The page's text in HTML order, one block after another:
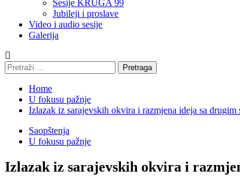
Sesije KRUGA 99
Jubileji i proslave
Video i audio sesije
Galerija
Pretraga:
Home
U fokusu pažnje
Izlazak iz sarajevskih okvira i razmjena ideja sa
Saopštenja
U fokusu pažnje
Izlazak iz sarajevskih okvira i